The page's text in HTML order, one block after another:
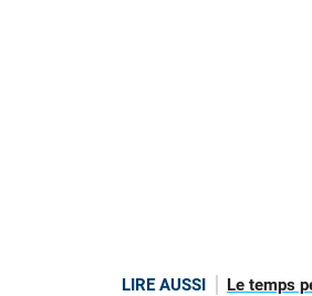
LIRE AUSSI
Le temps